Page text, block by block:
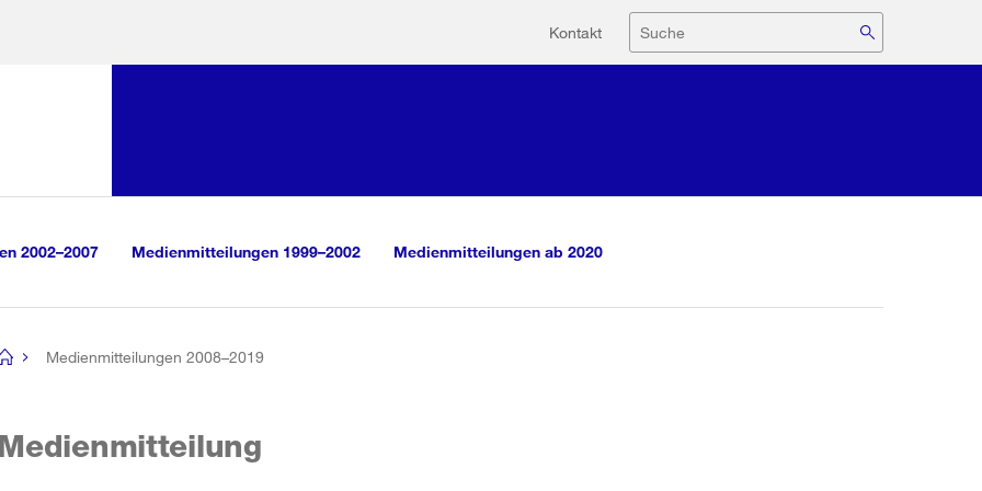
Hilfsnavigation
Kontakt Suche
2002–2007 Medienmitteilungen 1999–2002 Medienmitteilungen ab 2020
Medienmitteilungen 2008–2019